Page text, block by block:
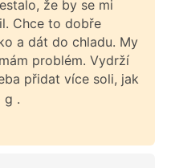
že by se mi
Chce to dobře
a dát do chladu. My
problém. Vydrží
přidat více soli, jak
g .